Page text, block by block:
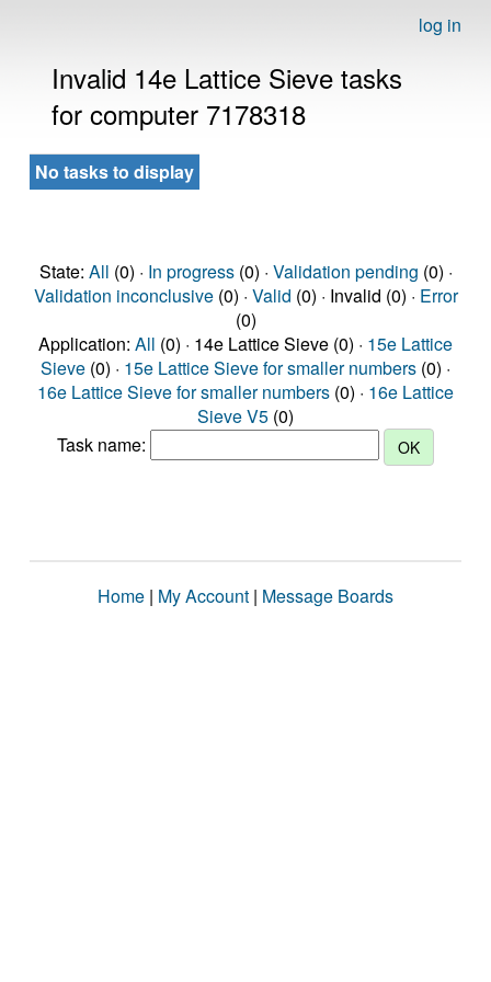
log in
Invalid 14e Lattice Sieve tasks
for computer 7178318
No tasks to display
State: All (0) · In progress(0) · Validation pending (0) ·
Validation inconclusive(0) · Valid (0) · Invalid (0) · Error
(0)
Application: All (0) · 14e Lattice Sieve (0) · 15e Lattice
Sieve (0) · 15e Lattice Sieve for smaller numbers (0) ·
16e Lattice Sieve for smaller numbers (0) · 16e Lattice
Sieve V5 (0)
Task name:
Home | My Account | Message Boards